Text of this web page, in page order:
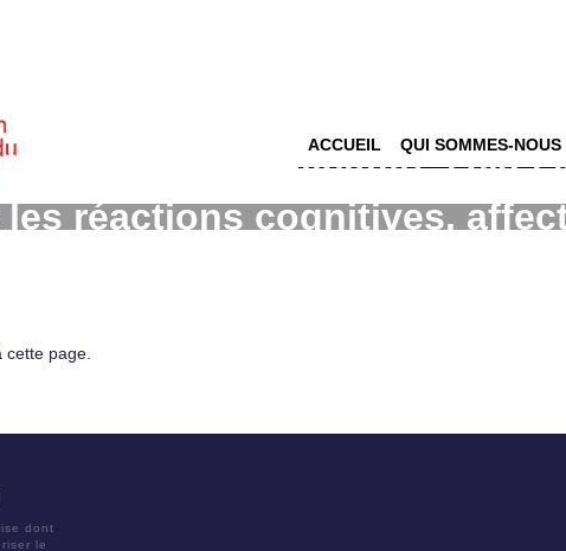
ACCUEIL QUI SOMMES-NOUS
formats publicitaires
réactions cognitives,
page.
dont
le